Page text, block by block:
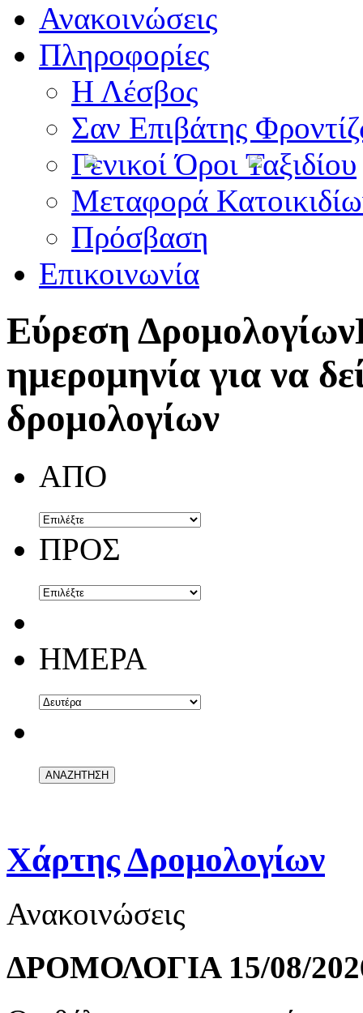
Ανακοινώσεις
Πληροφορίες
Η Λέσβος
Σαν Επιβάτης
Γενικοί Όροι Ταξιδίου
Μεταφορά
Πρόσβαση
Επικοινωνία
Εύρεση Δρομολογίων
ημερομηνία για να
δρομολογίων
ΑΠΟ
ΠΡΟΣ
ΗΜΕΡΑ
Χάρτης Δρομολογίων
Ανακοινώσεις
ΔΡΟΜΟΛΟΓΙΑ 15/08/